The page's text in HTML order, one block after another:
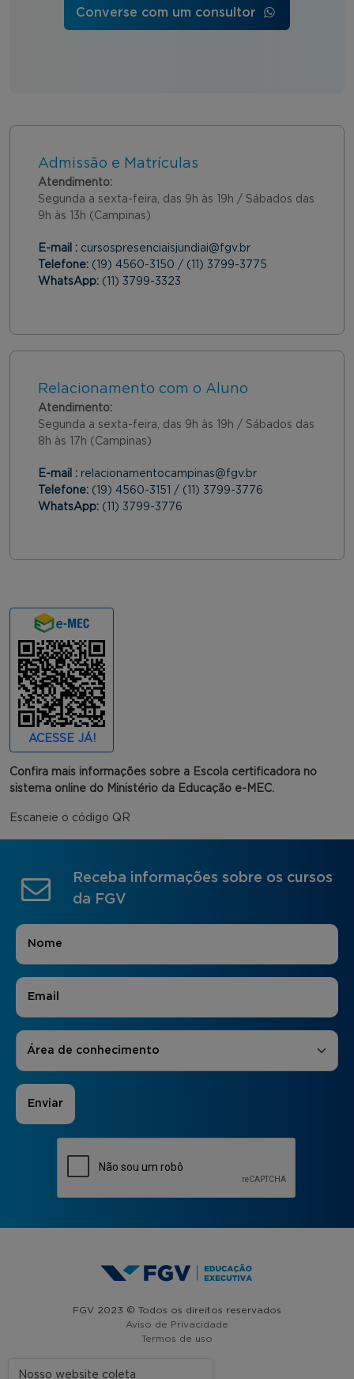
Converse com um consultor
Admissão e Matrículas
Atendimento:
Segunda a sexta-feira, das 9h às 19h / Sábados das
9h às 13h (Campinas)
E-mail : cursospresenciaisjundiai@fgv.br
Telefone: (19) 4560-3150 / (11) 3799-3775
WhatsApp: (11) 3799-3323
Relacionamento com o Aluno
Atendimento:
Segunda a sexta-feira, das 9h às 19h / Sábados das
8h às 17h (Campinas)
E-mail : relacionamentocampinas@fgv.br
Telefone: (19) 4560-3151 / (11) 3799-3776
WhatsApp: (11) 3799-3776
ACESSE JÁ!
Confira mais informações sobre a Escola certificadora no
sistema online do Ministério da Educação e-MEC.
Escaneie o código QR
Receba informações sobre os cursos
da FGV
Nome
E-mail
Áreas de Interesse
Área de conhecimento
FGV 2023 © Todos os direitos reservados
Aviso de Privacidade
Termos de uso
Nosso website coleta